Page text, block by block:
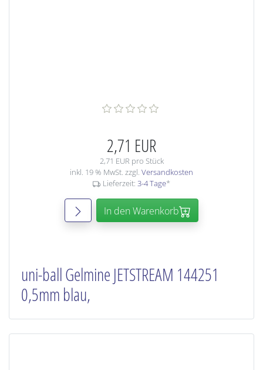
2,71 EUR
2,71 EUR pro Stück
inkl. 19 % MwSt. zzgl. Versandkosten
Lieferzeit: 3-4 Tage*
In den Warenkorb
uni-ball Gelmine JETSTREAM 144251
0,5mm blau,